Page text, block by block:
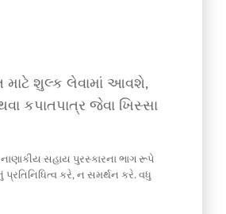
માટે શુલ્ક લેવામાં આવશે,
કપાતપાત્ર જેવા ખિસ્સા
સહાય પુરસ્કારના ભાગ રૂપે
કરે, ન સમર્થન કરે. વધુ